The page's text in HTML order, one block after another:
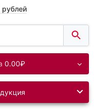
0.00₽